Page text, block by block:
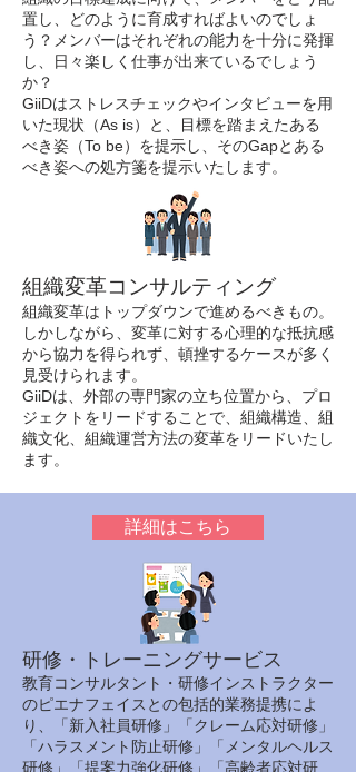
置し、どのように育成すればよいのでしょ
う？メンバーはそれぞれの能力を十分に発揮
し、日々楽しく仕事が出来ているでしょう
か？
GiiDはストレスチェックやインタビューを用
いた現状（As is）と、目標を踏まえたある
べき姿（To be）を提示し、そのGapとある
べき姿への処方箋を提示いたします。
組織変革コンサルティング
組織変革はトップダウンで進めるべきもの。
しかしながら、変革に対する心理的な抵抗感
から協力を得られず、頓挫するケースが多く
見受けられます。
GiiDは、外部の専門家の立ち位置から、プロ
ジェクトをリードすることで、組織構造、組
織文化、組織運営方法の変革をリードいたし
ます。
詳細はこちら
研修・トレーニングサービス
教育コンサルタント・研修インストラクター
のピエナフェイスとの包括的業務提携によ
り、「新入社員研修」「クレーム応対研修」
「ハラスメント防止研修」「メンタルヘルス
研修」「提案力強化研修」「高齢者応対研